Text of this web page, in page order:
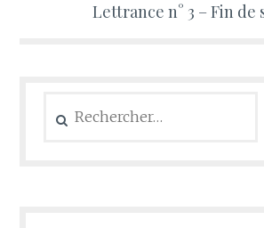
Lettrance n° 3 – Fin de